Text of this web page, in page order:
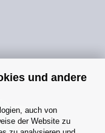
und andere
auch von
der Website zu